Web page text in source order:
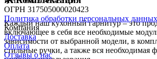
Каждый наш кухонный гарнитур – это
включающее в себя все необходимые
зависимости от выбранной модели, в
стильные ручки, а также вся необходимая
ОГРН 317505000020423
Политика обработки персональных данных
Компания
Доставка
Оплата
Отзывы о нас